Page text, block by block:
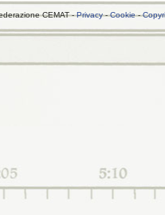
CEMAT -Privacy-Cookie-